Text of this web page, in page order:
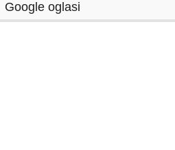
Google oglasi